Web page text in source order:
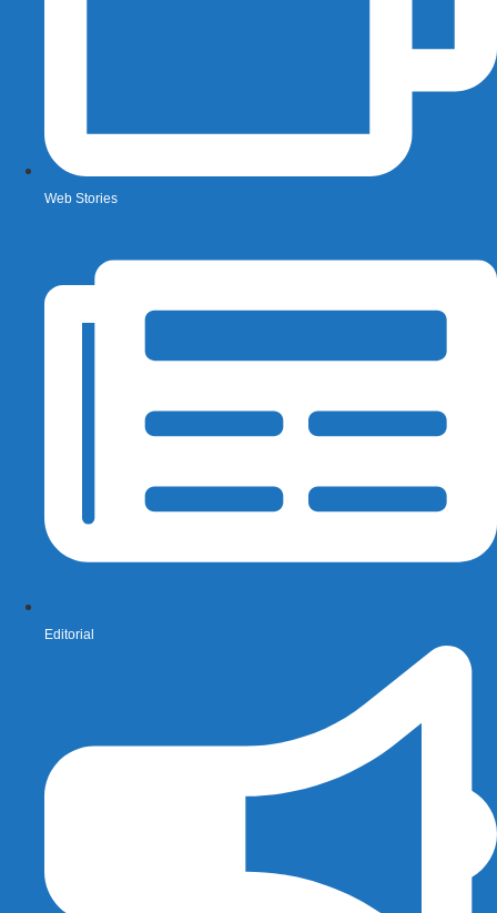
Web Stories
Editorial